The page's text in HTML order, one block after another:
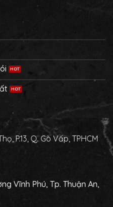
P.13, Q. Gò Vấp, TPHCM
Vĩnh Phú, Tp. Thuận An,